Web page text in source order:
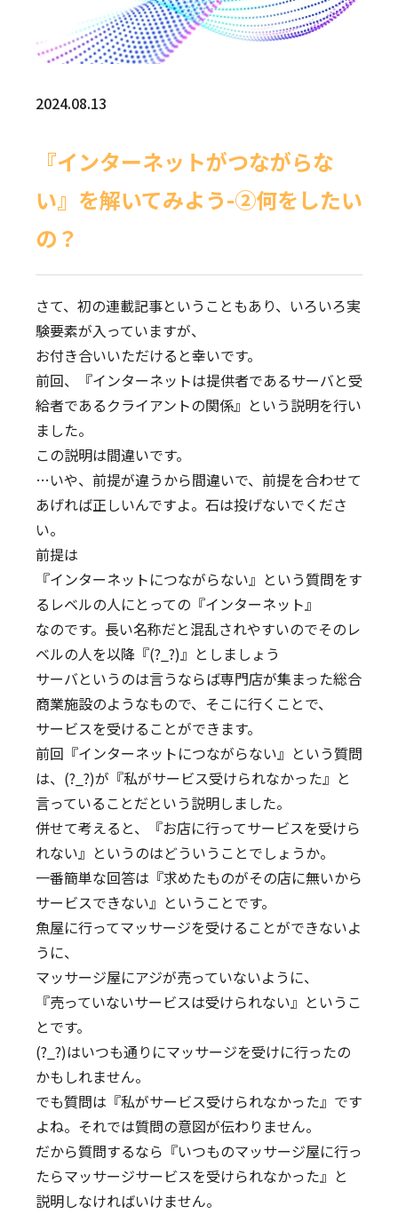
2024.08.13
『インターネットがつながらな
い』を解いてみよう-②何をしたい
の？
さて、初の連載記事ということもあり、いろいろ実
験要素が入っていますが、
お付き合いいただけると幸いです。
前回、『インターネットは提供者であるサーバと受
給者であるクライアントの関係』という説明を行い
ました。
この説明は間違いです。
…いや、前提が違うから間違いで、前提を合わせて
あげれば正しいんですよ。石は投げないでくださ
い。
前提は
『インターネットにつながらない』という質問をす
るレベルの人にとっての『インターネット』
なのです。長い名称だと混乱されやすいのでそのレ
ベルの人を以降『(?_?)』としましょう
サーバというのは言うならば専門店が集まった総合
商業施設のようなもので、そこに行くことで、
サービスを受けることができます。
前回『インターネットにつながらない』という質問
は、(?_?)が『私がサービス受けられなかった』と
言っていることだという説明しました。
併せて考えると、『お店に行ってサービスを受けら
れない』というのはどういうことでしょうか。
一番簡単な回答は『求めたものがその店に無いから
サービスできない』ということです。
魚屋に行ってマッサージを受けることができないよ
うに、
マッサージ屋にアジが売っていないように、
『売っていないサービスは受けられない』というこ
とです。
(?_?)はいつも通りにマッサージを受けに行ったの
かもしれません。
でも質問は『私がサービス受けられなかった』です
よね。それでは質問の意図が伝わりません。
だから質問するなら『いつものマッサージ屋に行っ
たらマッサージサービスを受けられなかった』と
説明しなければいけません。